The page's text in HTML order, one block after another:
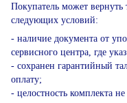
Покупатель может
следующих условий:
- наличие документа от
сервисного центра, где
- сохранен гарантийный
оплату;
- целостность комплекта